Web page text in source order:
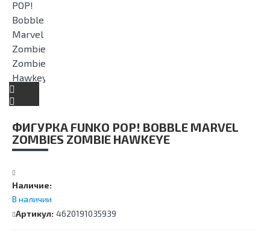
ФИГУРКА FUNKO POP! BOBBLE MARVEL
ZOMBIES ZOMBIE HAWKEYE
Наличие:
В наличии
Артикул: 4620191035939